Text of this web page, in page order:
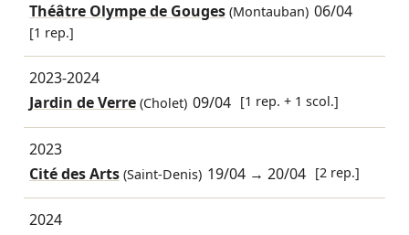
Théâtre Olympe de Gouges(Montauban) 06/04
[1 rep.]
2023-2024
Jardin de Verre(Cholet) 09/04 [1 rep. + 1 scol.]
2023
Cité des Arts(Saint-Denis) 19/04 →20/04 [2 rep.]
2024